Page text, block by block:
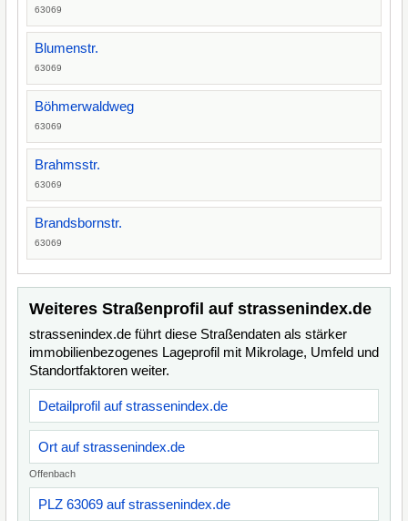
63069
Blumenstr.
63069
Böhmerwaldweg
63069
Brahmsstr.
63069
Brandsbornstr.
63069
Weiteres Straßenprofil auf strassenindex.de
strassenindex.de führt diese Straßendaten als stärker
immobilienbezogenes Lageprofil mit Mikrolage, Umfeld und
Standortfaktoren weiter.
Detailprofil auf strassenindex.de
Ort auf strassenindex.de
Offenbach
PLZ 63069 auf strassenindex.de